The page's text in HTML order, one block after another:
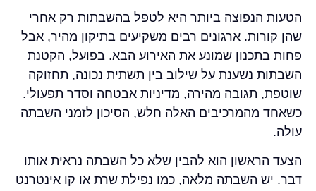
הטעות הנפוצה ביותר היא לטפל בהשבתות רק אחרי
שהן קורות. ארגונים רבים משקיעים בתיקון מהיר, אבל
פחות בתכנון שמונע את האירוע הבא. בפועל, הקטנת
השבתות נשענת על שילוב בין תשתית נכונה, תחזוקה
שוטפת, תגובה מהירה, מדיניות אבטחה וסדר תפעולי.
כשאחד מהמרכיבים האלה חלש, הסיכון לזמני השבתה
עולה.
הצעד הראשון הוא להבין שלא כל השבתה נראית אותו
דבר. יש השבתה מלאה, כמו נפילת שרת או קו אינטרנט